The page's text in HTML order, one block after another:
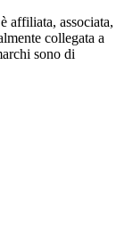
affiliata, associata,
collegata a
sono di